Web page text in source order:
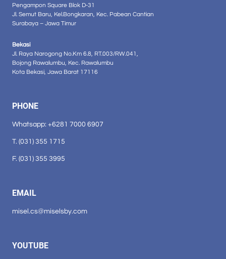
Pengampon Square Blok D-31
Jl. Semut Baru, Kel.Bongkaran, Kec. Pabean Cantian
Surabaya – Jawa Timur
Bekasi
Jl. Raya Narogong No.Km 6.8, RT.003/RW.041,
Bojong Rawalumbu, Kec. Rawalumbu
Kota Bekasi, Jawa Barat 17116
PHONE
Whatsapp: +6281 7000 6907
T. (031) 355 1715
F. (031) 355 3995
EMAIL
misel.cs@miselsby.com
YOUTUBE